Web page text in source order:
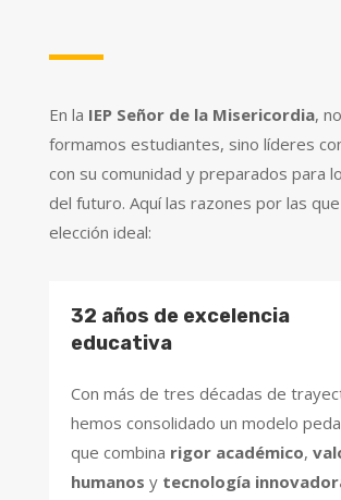
En la IEP Señor de la Misericordia,
formamos estudiantes, sino líderes
con su comunidad y preparados para
del futuro. Aquí las razones por las
elección ideal:
32 años de excelencia
educativa
Con más de tres décadas de
hemos consolidado un modelo
que combina rigor académico,
humanos y tecnología